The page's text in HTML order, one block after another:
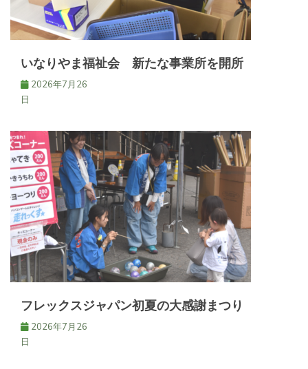
いなりやま福祉会 新たな事業所を開所
2026年7月26
日
フレックスジャパン初夏の大感謝まつり
2026年7月26
日